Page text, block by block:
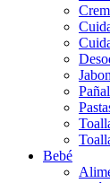
Bebé